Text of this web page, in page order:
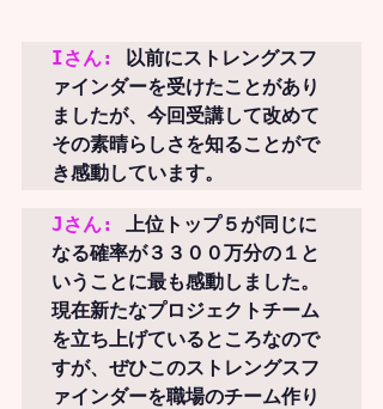
Iさん:
以前にストレングスフ
ァインダーを受けたことがあり
ましたが、今回受講して改めて
その素晴らしさを知ることがで
き感動しています。
Jさん:
上位トップ５が同じに
なる確率が３３００万分の１と
いうことに最も感動しました。
現在新たなプロジェクトチーム
を立ち上げているところなので
すが、ぜひこのストレングスフ
ァインダーを職場のチーム作り